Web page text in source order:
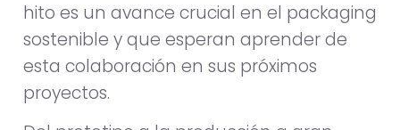
hito es un avance crucial en el packaging
sostenible y que esperan aprender de
esta colaboración en sus próximos
proyectos.